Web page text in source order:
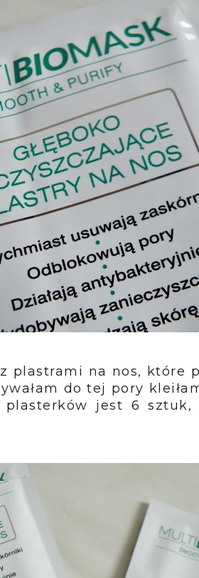
plastrami na nos, które
do tej pory
plasterków jest 6 sztuk,